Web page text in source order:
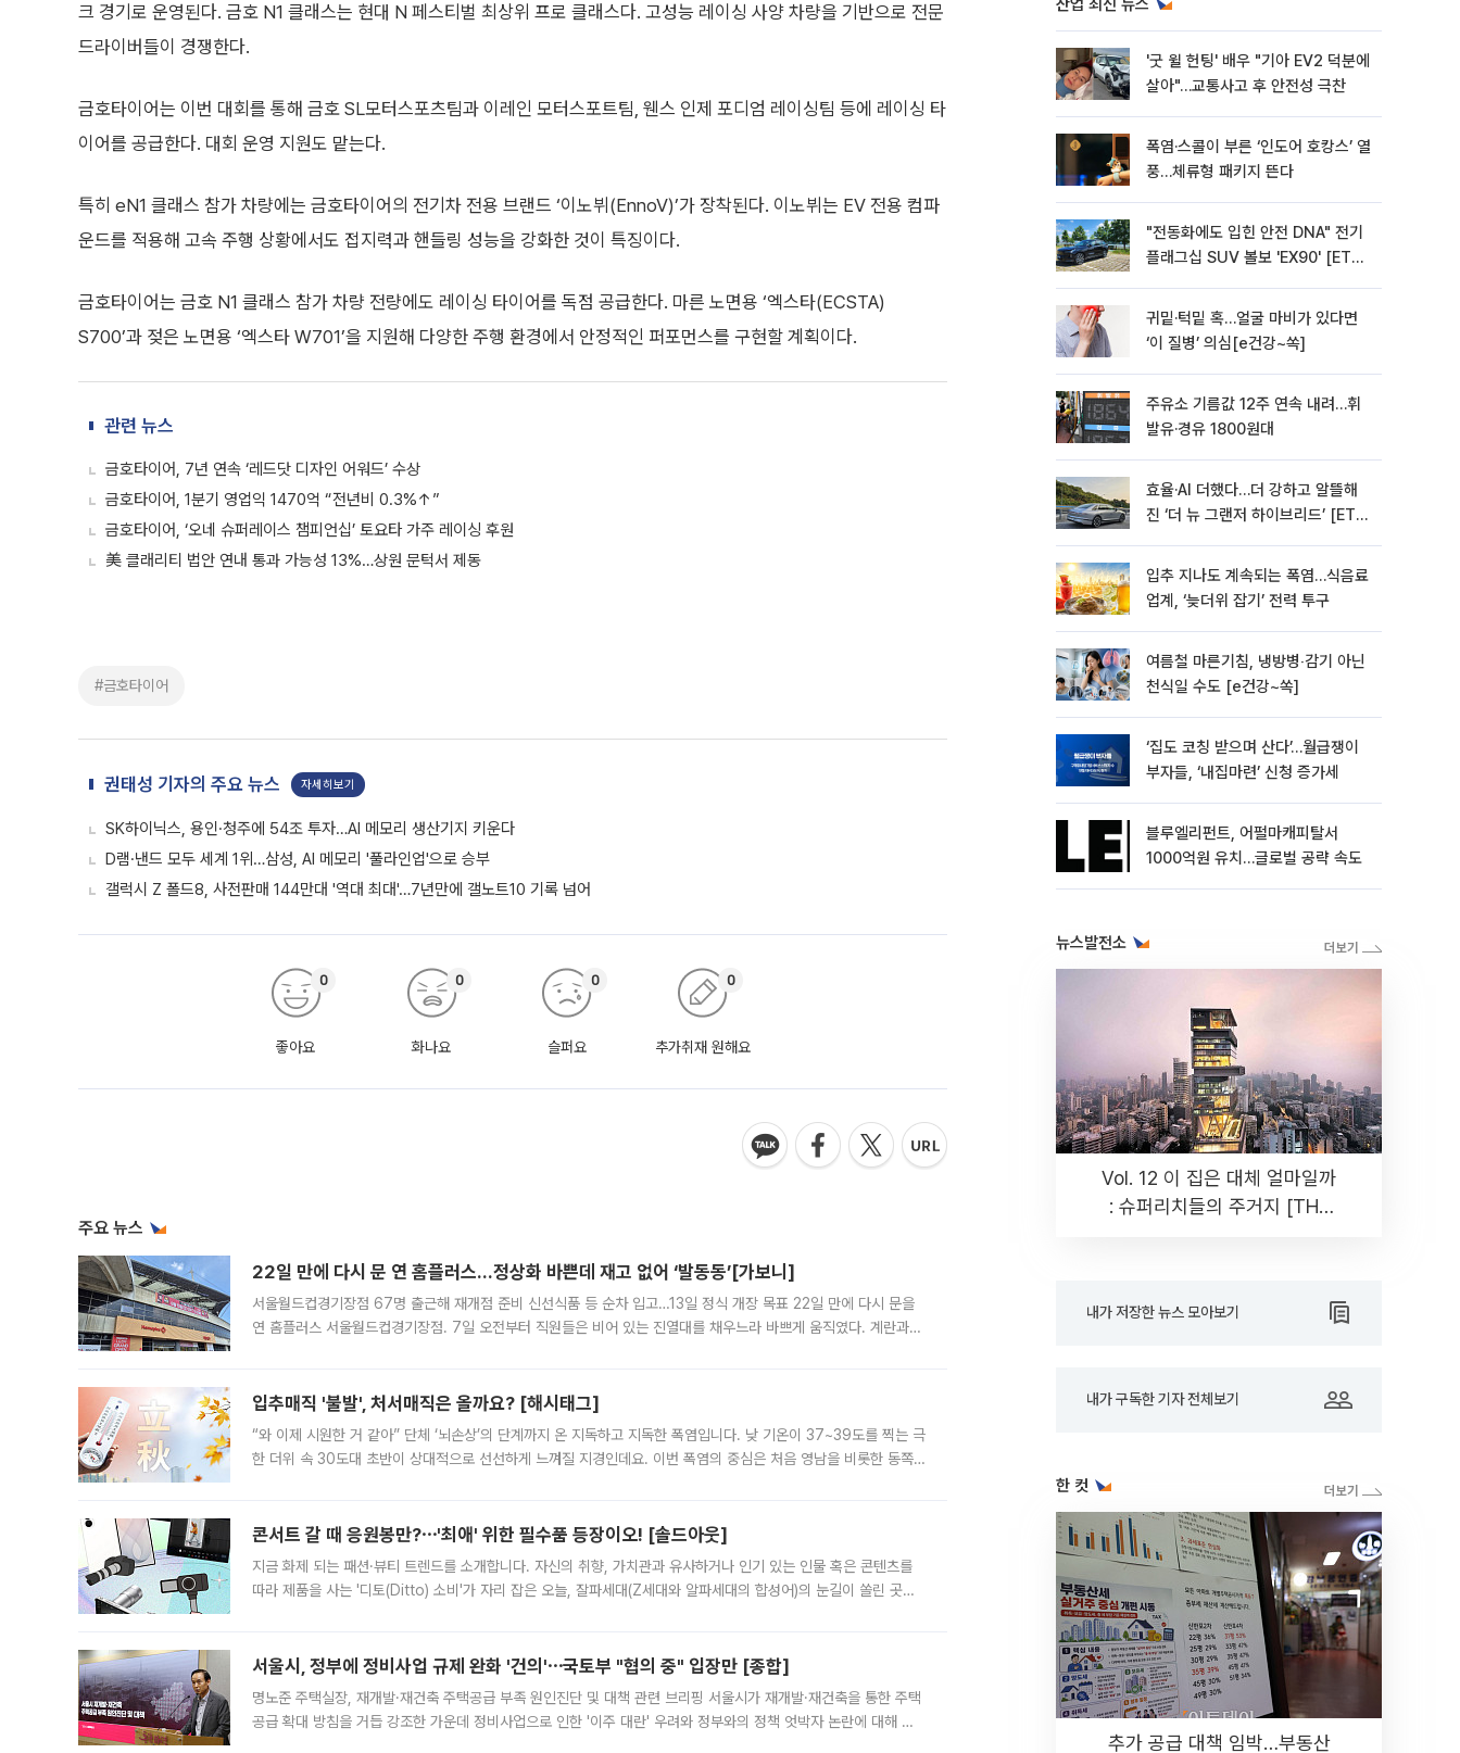
크 경기로 운영된다. 금호 N1 클래스는 현대 N 페스티벌 최상위 프로 클래스다. 고성능 레이싱 사양 차량을 기반으로 전문
드라이버들이 경쟁한다.
금호타이어는 이번 대회를 통해 금호 SL모터스포츠팀과 이레인 모터스포트팀, 웬스 인제 포디엄 레이싱팀 등에 레이싱 타
이어를 공급한다. 대회 운영 지원도 맡는다.
특히 eN1 클래스 참가 차량에는 금호타이어의 전기차 전용 브랜드 ‘이노뷔(EnnoV)’가 장착된다. 이노뷔는 EV 전용 컴파
운드를 적용해 고속 주행 상황에서도 접지력과 핸들링 성능을 강화한 것이 특징이다.
금호타이어는 금호 N1 클래스 참가 차량 전량에도 레이싱 타이어를 독점 공급한다. 마른 노면용 ‘엑스타(ECSTA)
S700’과 젖은 노면용 ‘엑스타 W701’을 지원해 다양한 주행 환경에서 안정적인 퍼포먼스를 구현할 계획이다.
관련 뉴스
금호타이어, 7년 연속 ‘레드닷 디자인 어워드’ 수상
금호타이어, 1분기 영업익 1470억 “전년비 0.3%↑”
금호타이어, ‘오네 슈퍼레이스 챔피언십’ 토요타 가주 레이싱 후원
美 클래리티 법안 연내 통과 가능성 13%…상원 문턱서 제동
#금호타이어
권태성 기자의 주요 뉴스 자세히보기
SK하이닉스, 용인·청주에 54조 투자…AI 메모리 생산기지 키운다
D램·낸드 모두 세계 1위…삼성, AI 메모리 '풀라인업'으로 승부
갤럭시 Z 폴드8, 사전판매 144만대 '역대 최대'…7년만에 갤노트10 기록 넘어
좋아요
0
화나요
0
슬퍼요
0
추가취재 원해요
0
주요 뉴스
22일 만에 다시 문 연 홈플러스…정상화 바쁜데 재고 없어 ‘발동동’[가보니]
서울월드컵경기장점 67명 출근해 재개점 준비 신선식품 등 순차 입고…13일 정식 개장 목표 22일 만에 다시 문을
연 홈플러스 서울월드컵경기장점. 7일 오전부터 직원들은 비어 있는 진열대를 채우느라 바쁘게 움직였다. 계란과
입추매직 '불발', 처서매직은 올까요? [해시태그]
“와 이제 시원한 거 같아” 단체 ‘뇌손상’의 단계까지 온 지독하고 지독한 폭염입니다. 낮 기온이 37~39도를 찍는 극
한 더위 속 30도대 초반이 상대적으로 선선하게 느껴질 지경인데요. 이번 폭염의 중심은 처음 영남을 비롯한 동쪽
콘서트 갈 때 응원봉만?⋯'최애' 위한 필수품 등장이오! [솔드아웃]
지금 화제 되는 패션·뷰티 트렌드를 소개합니다. 자신의 취향, 가치관과 유사하거나 인기 있는 인물 혹은 콘텐츠를
따라 제품을 사는 '디토(Ditto) 소비'가 자리 잡은 오늘, 잘파세대(Z세대와 알파세대의 합성어)의 눈길이 쏠린 곳은
서울시, 정부에 정비사업 규제 완화 '건의'⋯국토부 "협의 중" 입장만 [종합]
명노준 주택실장, 재개발·재건축 주택공급 부족 원인진단 및 대책 관련 브리핑 서울시가 재개발·재건축을 통한 주택
공급 확대 방침을 거듭 강조한 가운데 정비사업으로 인한 '이주 대란' 우려와 정부와의 정책 엇박자 논란에 대해 정
산업 최신 뉴스
'굿 윌 헌팅' 배우 "기아 EV2 덕분에
살아"…교통사고 후 안전성 극찬
폭염·스콜이 부른 ‘인도어 호캉스’ 열
풍…체류형 패키지 뜬다
"전동화에도 입힌 안전 DNA" 전기
플래그십 SUV 볼보 'EX90' [ET의
귀밑·턱밑 혹…얼굴 마비가 있다면
‘이 질병’ 의심[e건강~쏙]
주유소 기름값 12주 연속 내려…휘
발유·경유 1800원대
효율·AI 더했다…더 강하고 알뜰해
진 ‘더 뉴 그랜저 하이브리드’ [ET의
입추 지나도 계속되는 폭염…식음료
업계, ‘늦더위 잡기’ 전력 투구
여름철 마른기침, 냉방병‧감기 아닌
천식일 수도 [e건강~쏙]
‘집도 코칭 받으며 산다’…월급쟁이
부자들, ‘내집마련’ 신청 증가세
블루엘리펀트, 어펄마캐피탈서
1000억원 유치…글로벌 공략 속도
뉴스발전소
Vol. 12 이 집은 대체 얼마일까
: 슈퍼리치들의 주거지 [THE
내가 저장한 뉴스 모아보기
내가 구독한 기자 전체보기
한 컷
추가 공급 대책 임박…부동산